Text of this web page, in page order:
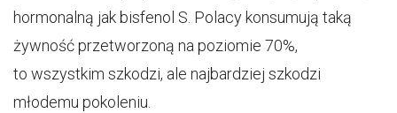
hormonalną jak bisfenol S. Polacy konsumują taką
żywność przetworzoną na poziomie 70%,
to wszystkim szkodzi, ale najbardziej szkodzi
młodemu pokoleniu.